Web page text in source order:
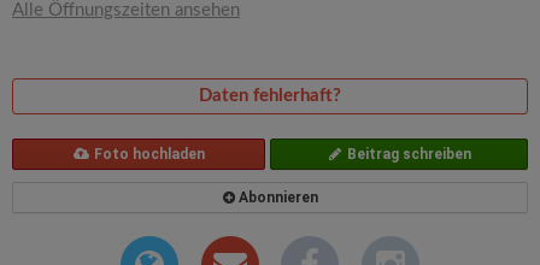
Alle Öffnungszeiten ansehen
Daten fehlerhaft?
Foto hochladen Beitrag schreiben
Abonnieren